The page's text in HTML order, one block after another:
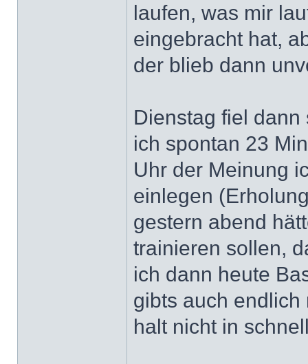
laufen, was mir
eingebracht hat,
der blieb dann
Dienstag fiel
ich spontan 23
Uhr der Meinung
einlegen
gestern abend
trainieren sollen,
ich dann heute
gibts auch
halt nicht in